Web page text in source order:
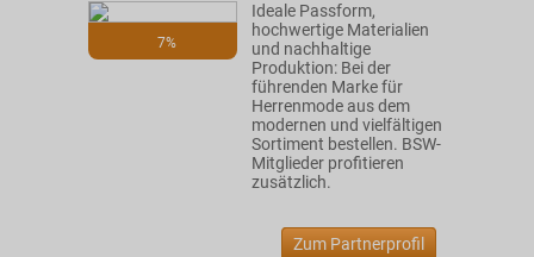
7%
Ideale Passform,
hochwertige Materialien
und nachhaltige
Produktion: Bei der
führenden Marke für
Herrenmode aus dem
modernen und vielfältigen
Sortiment bestellen. BSW-
Mitglieder profitieren
zusätzlich.
Zum Partnerprofil